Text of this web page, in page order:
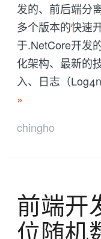
发的、前后端分
多个版本的快速
于.NetCore开发
化架构、最新的
入、日志（
»
chingho
前端开
位随机